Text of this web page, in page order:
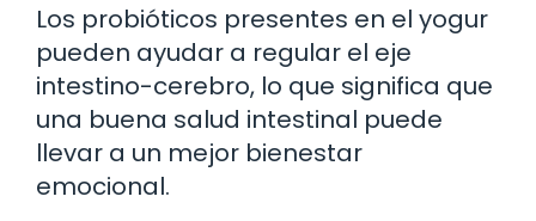
Los probióticos presentes en el yogur
pueden ayudar a regular el eje
intestino-cerebro, lo que significa que
una buena salud intestinal puede
llevar a un mejor bienestar
emocional.